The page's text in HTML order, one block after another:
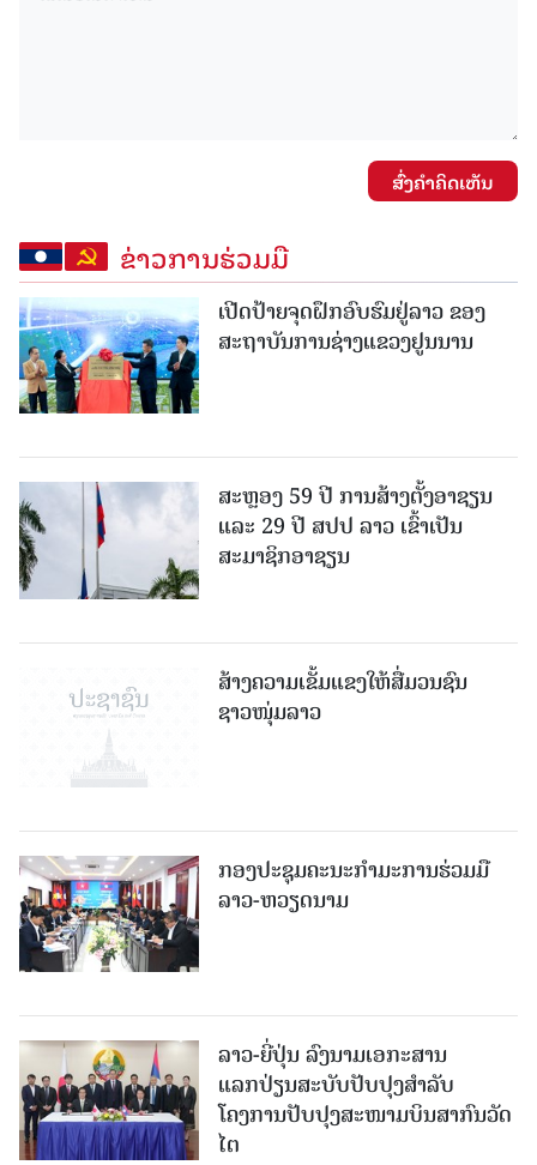
ສົ່ງຄໍາຄິດເຫັນ
ຂ່າວການຮ່ວມມື
ເປີດປ້າຍຈຸດຝຶກອົບຮົມຢູ່ລາວ ຂອງ
ສະຖາບັນການຊ່າງແຂວງຢູນນານ
ສະຫຼອງ 59 ປີ ການສ້າງຕັ້ງອາຊຽນ
ແລະ 29 ປີ ສປປ ລາວ ເຂົ້າເປັນ
ສະມາຊິກອາຊຽນ
ສ້າງຄວາມເຂັ້ມແຂງໃຫ້ສື່ມວນຊົນ
ຊາວໜຸ່ມລາວ
ກອງປະຊຸມຄະນະກຳມະການຮ່ວມມື
ລາວ-ຫວຽດນາມ
ລາວ-ຍີ່ປຸ່ນ ລົງນາມເອກະສານ
ແລກປ່ຽນສະບັບປັບປຸງສໍາລັບ
ໂຄງການປັບປຸງສະໜາມບິນສາກົນວັດ
ໄຕ